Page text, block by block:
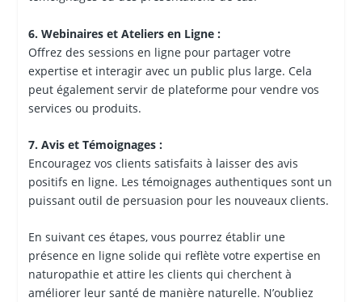
6. Webinaires et Ateliers en Ligne :
Offrez des sessions en ligne pour partager votre
expertise et interagir avec un public plus large. Cela
peut également servir de plateforme pour vendre vos
services ou produits.
7. Avis et Témoignages :
Encouragez vos clients satisfaits à laisser des avis
positifs en ligne. Les témoignages authentiques sont un
puissant outil de persuasion pour les nouveaux clients.
En suivant ces étapes, vous pourrez établir une
présence en ligne solide qui reflète votre expertise en
naturopathie et attire les clients qui cherchent à
améliorer leur santé de manière naturelle. N’oubliez